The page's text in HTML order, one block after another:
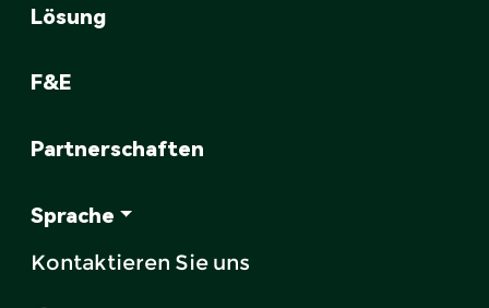
Lösung
F&E
Partnerschaften
Sprache
Kontaktieren Sie uns